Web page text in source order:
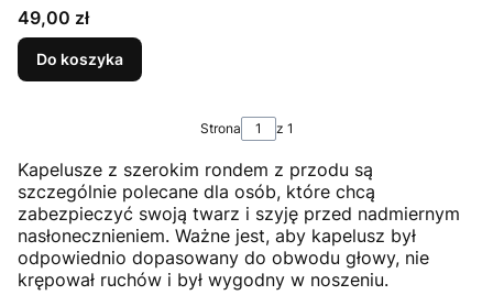
Cena
49,00 zł
Do koszyka
Strona z 1
Kapelusze z szerokim rondem z przodu są
szczególnie polecane dla osób, które chcą
zabezpieczyć swoją twarz i szyję przed nadmiernym
nasłonecznieniem. Ważne jest, aby kapelusz był
odpowiednio dopasowany do obwodu głowy, nie
krępował ruchów i był wygodny w noszeniu.